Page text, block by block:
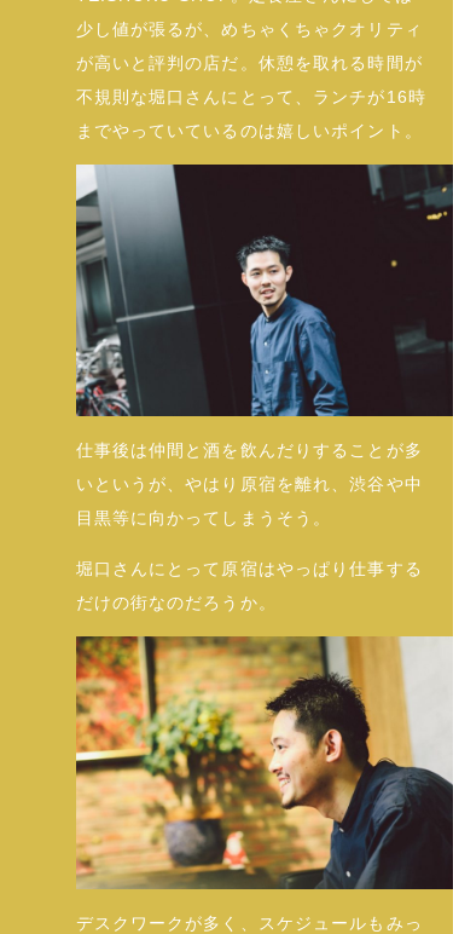
少し値が張るが、めちゃくちゃクオリティ
が高いと評判の店だ。休憩を取れる時間が
不規則な堀口さんにとって、ランチが16時
までやっていているのは嬉しいポイント。
仕事後は仲間と酒を飲んだりすることが多
いというが、やはり原宿を離れ、渋谷や中
目黒等に向かってしまうそう。
堀口さんにとって原宿はやっぱり仕事する
だけの街なのだろうか。
デスクワークが多く、スケジュールもみっ